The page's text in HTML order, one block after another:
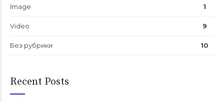
Image 1
Video 9
Без рубрики 10
Recent Posts